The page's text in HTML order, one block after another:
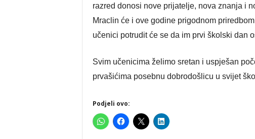
razred donosi nove prijatelje, nova znanja i
Mraclin će i ove godine prigodnom
učenici potrudit će se da im prvi školski dan
Svim učenicima želimo sretan i uspješan
prvašićima posebnu dobrodošlicu u svijet
Podjeli ovo: